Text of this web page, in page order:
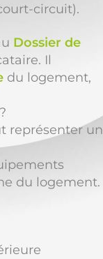
circuit).
Dossier de
Il
du logement,
représenter un
du logement.